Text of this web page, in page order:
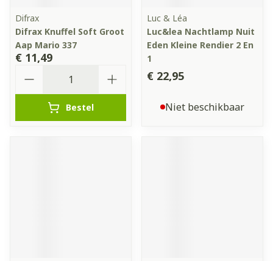
Difrax
Difrax Knuffel Soft Groot
Aap Mario 337
€ 11,49
Bestel
Luc & Léa
Luc&lea Nachtlamp Nuit
Eden Kleine Rendier 2 En
1
€ 22,95
Niet beschikbaar